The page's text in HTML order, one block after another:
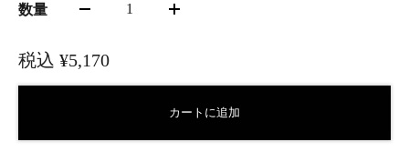
数量 1
カートに追加
税込 ¥5,170